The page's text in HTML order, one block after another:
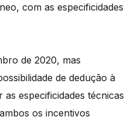
com as especificidades
de 2020, mas
de dedução à
especificidades técnicas
os incentivos